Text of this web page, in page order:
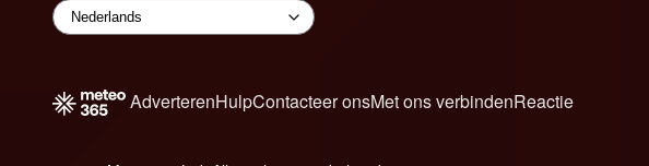
AdverterenHulpContacteer onsMet ons verbindenReactie